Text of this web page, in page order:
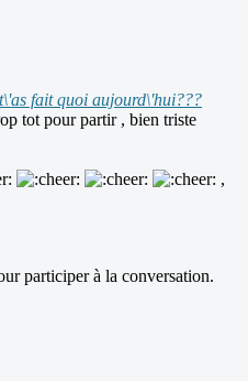
fait quoi aujourd\'hui???
tot pour partir , bien triste
,
participer à la conversation.